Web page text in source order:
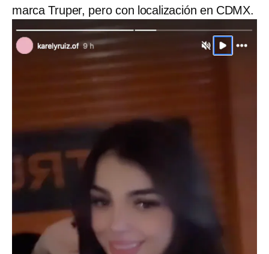
marca Truper, pero con localización en CDMX.